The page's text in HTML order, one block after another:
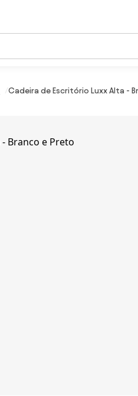
Cadeira de Escritório Luxx Alta -